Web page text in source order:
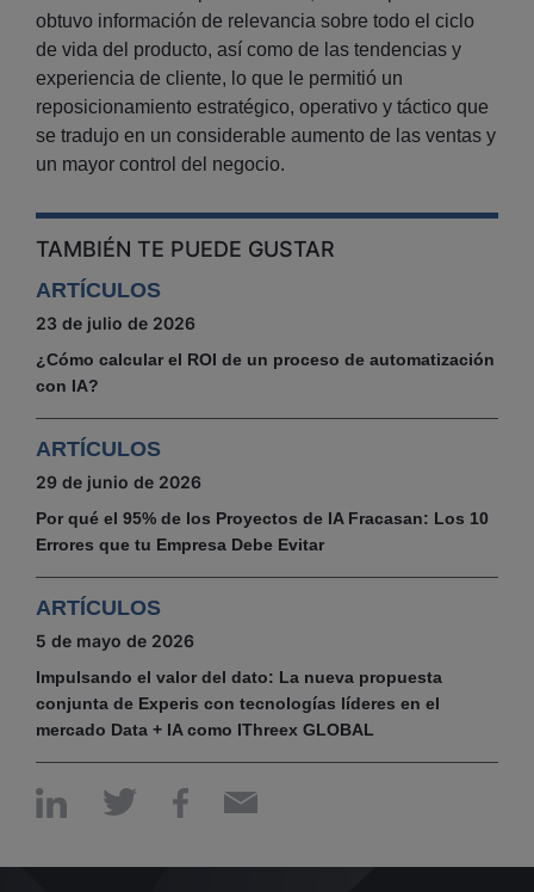
obtuvo información de relevancia sobre todo el ciclo
de vida del producto, así como de las tendencias y
experiencia de cliente, lo que le permitió un
reposicionamiento estratégico, operativo y táctico que
se tradujo en un considerable aumento de las ventas y
un mayor control del negocio.
TAMBIÉN TE PUEDE GUSTAR
ARTÍCULOS
23 de julio de 2026
¿Cómo calcular el ROI de un proceso de automatización
con IA?
ARTÍCULOS
29 de junio de 2026
Por qué el 95% de los Proyectos de IA Fracasan: Los 10
Errores que tu Empresa Debe Evitar
ARTÍCULOS
5 de mayo de 2026
Impulsando el valor del dato: La nueva propuesta
conjunta de Experis con tecnologías líderes en el
mercado Data + IA como IThreex GLOBAL